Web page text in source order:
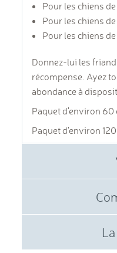
Pour les chiens
Pour les chiens
Pour les chiens
Donnez-lui les
récompense. Ayez
abondance à
Paquet d'environ
Paquet d'environ